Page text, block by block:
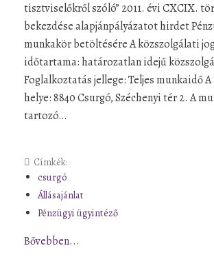
tisztviselőkről szóló” 2011. évi CXCIX.
bekezdése alapjánpályázatot hirdet
munkakör betöltésére A közszolgálati
időtartama: határozatlan idejű
Foglalkoztatás jellege: Teljes munkaidő A
helye: 8840 Csurgó, Széchenyi tér 2. A
tartozó…
Címkék:
csurgó
Állásajánlat
Pénzügyi ügyintéző
Bővebben...